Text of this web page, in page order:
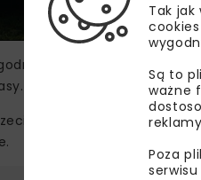
z harmonogramem,
– w kierunku
Tak
Są to
ważne
Poza